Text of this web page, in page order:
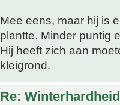
Mee eens, maar hij is
plantte. Minder puntig
Hij heeft zich aan
kleigrond.
Re: